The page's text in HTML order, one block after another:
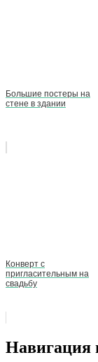
Большие постеры на
стене в здании
Конверт с
пригласительным на
свадьбу
Навигация